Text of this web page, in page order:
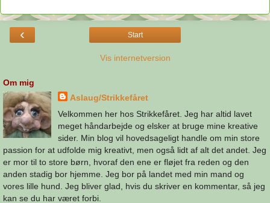
‹ Start
Vis internetversion
Om mig
Aslaug/Strikkefåret
Velkommen her hos Strikkefåret. Jeg har altid lavet
meget håndarbejde og elsker at bruge mine kreative
sider. Min blog vil hovedsageligt handle om min store
passion for at udfolde mig kreativt, men også lidt af alt det andet. Jeg
er mor til to store børn, hvoraf den ene er fløjet fra reden og den
anden stadig bor hjemme. Jeg bor på landet med min mand og
vores lille hund. Jeg bliver glad, hvis du skriver en kommentar, så jeg
kan se du har været forbi.